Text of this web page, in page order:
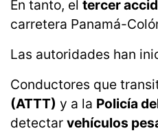
En tanto, el tercer
carretera Panamá-
Las autoridades han
Conductores que
(ATTT) y a la Policía
detectar vehículos